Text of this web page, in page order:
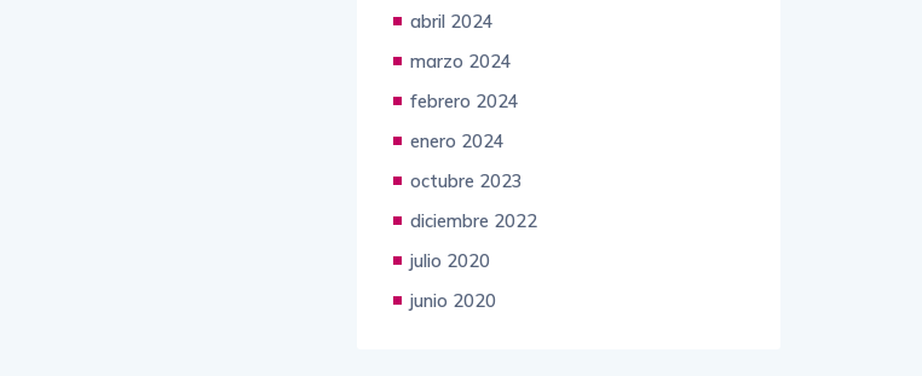
abril 2024
marzo 2024
febrero 2024
enero 2024
octubre 2023
diciembre 2022
julio 2020
junio 2020